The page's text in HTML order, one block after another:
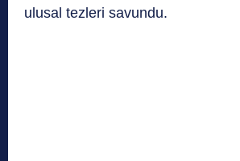
ulusal tezleri savundu.